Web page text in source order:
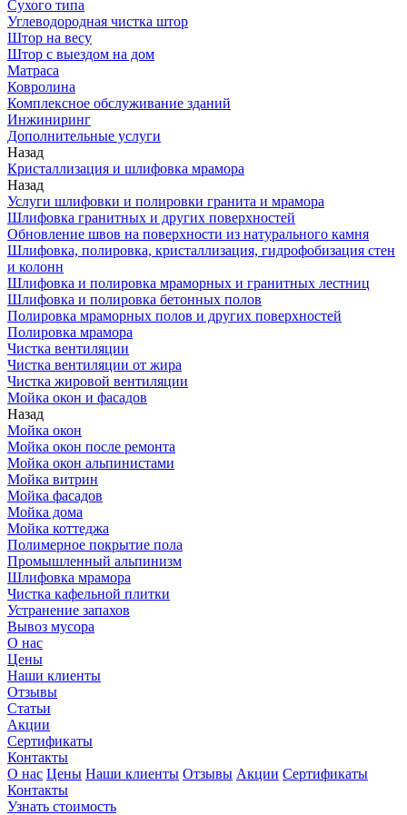
Сухого типа
Углеводородная чистка штор
Штор на весу
Штор с выездом на дом
Матраса
Ковролина
Комплексное обслуживание зданий
Инжиниринг
Дополнительные услуги
Назад
Кристаллизация и шлифовка мрамора
Назад
Услуги шлифовки и полировки гранита и мрамора
Шлифовка гранитных и других поверхностей
Обновление швов на поверхности из натурального камня
Шлифовка, полировка, кристаллизация, гидрофобизация стен
и колонн
Шлифовка и полировка мраморных и гранитных лестниц
Шлифовка и полировка бетонных полов
Полировка мраморных полов и других поверхностей
Полировка мрамора
Чистка вентиляции
Чистка вентиляции от жира
Чистка жировой вентиляции
Мойка окон и фасадов
Назад
Мойка окон
Мойка окон после ремонта
Мойка окон альпинистами
Мойка витрин
Мойка фасадов
Мойка дома
Мойка коттеджа
Полимерное покрытие пола
Промышленный альпинизм
Шлифовка мрамора
Чистка кафельной плитки
Устранение запахов
Вывоз мусора
О нас
Цены
Наши клиенты
Отзывы
Статьи
Акции
Сертификаты
Контакты
О нас Цены Наши клиенты Отзывы Акции Сертификаты
Контакты
Узнать стоимость